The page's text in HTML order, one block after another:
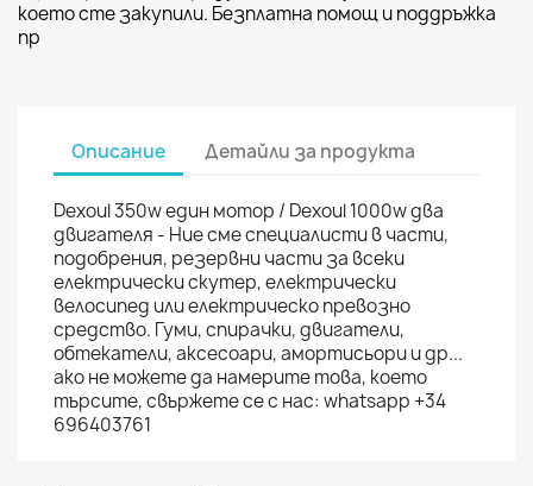
което сте закупили. Безплатна помощ и поддръжка
пр
Описание Детайли за продукта
Dexoul 350w един мотор / Dexoul 1000w два
двигателя - Ние сме специалисти в части,
подобрения, резервни части за всеки
електрически скутер, електрически
велосипед или електрическо превозно
средство. Гуми, спирачки, двигатели,
обтекатели, аксесоари, амортисьори и др...
ако не можете да намерите това, което
търсите, свържете се с нас: whatsapp +34
696403761